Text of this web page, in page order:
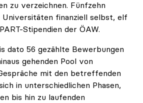
zu verzeichnen. Fünfzehn
finanziell selbst, elf
Stipendien der ÖAW.
dato 56 gezählte Bewerbungen
gehenden Pool von
mit den betreffenden
in unterschiedlichen Phasen,
bis hin zu laufenden